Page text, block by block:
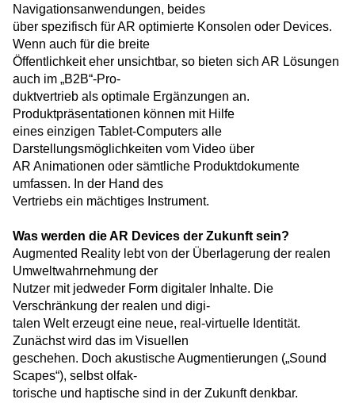
Navigationsanwendungen, beides
über spezifisch für AR optimierte Konsolen oder Devices.
Wenn auch für die breite
Öffentlichkeit eher unsichtbar, so bieten sich AR Lösungen
auch im „B2B“-Pro-
duktvertrieb als optimale Ergänzungen an.
Produktpräsentationen können mit Hilfe
eines einzigen Tablet-Computers alle
Darstellungsmöglichkeiten vom Video über
AR Animationen oder sämtliche Produktdokumente
umfassen. In der Hand des
Vertriebs ein mächtiges Instrument.
Was werden die AR Devices der Zukunft sein?
Augmented Reality lebt von der Überlagerung der realen
Umweltwahrnehmung der
Nutzer mit jedweder Form digitaler Inhalte. Die
Verschränkung der realen und digi-
talen Welt erzeugt eine neue, real-virtuelle Identität.
Zunächst wird das im Visuellen
geschehen. Doch akustische Augmentierungen („Sound
Scapes“), selbst olfak-
torische und haptische sind in der Zukunft denkbar.